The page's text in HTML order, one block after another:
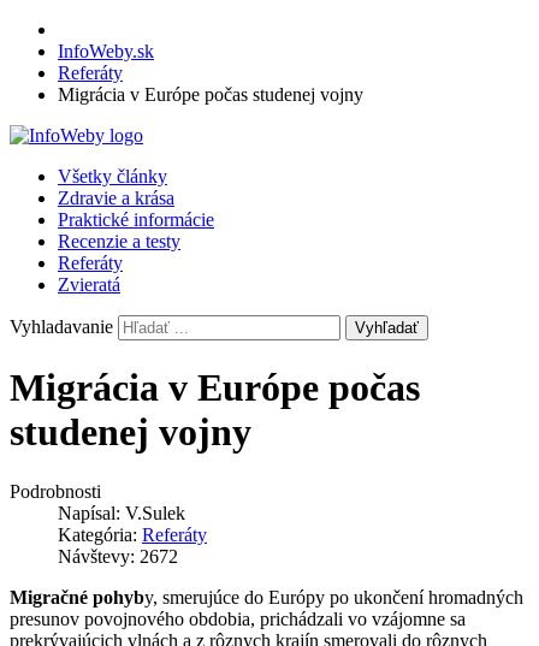
InfoWeby.sk
Referáty
Migrácia v Európe počas studenej vojny
Všetky články
Zdravie a krása
Praktické informácie
Recenzie a testy
Referáty
Zvieratá
Vyhladavanie Vyhľadať
Migrácia v Európe počas
studenej vojny
Podrobnosti
Napísal: V.Sulek
Kategória: Referáty
Návštevy: 2672
Migračné pohyby, smerujúce do Európy po ukončení hromadných
presunov povojnového obdobia, prichádzali vo vzájomne sa
prekrývajúcich vlnách a z rôznych krajín smerovali do rôznych